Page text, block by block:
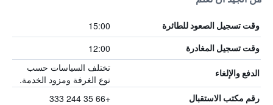
وقت تسجيل الصعود للطائرة 15:00
وقت تسجيل المغادرة 12:00
الدفع والإلغاء
تختلف السياسات حسب
نوع الغرفة ومزود الخدمة.
رقم مكتب الاستقبال +66 35 244 333